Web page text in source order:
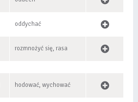
oddychać
rozmnożyć się, rasa
hodować, wychować